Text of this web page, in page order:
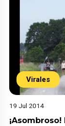
Virales
19 Jul 2014